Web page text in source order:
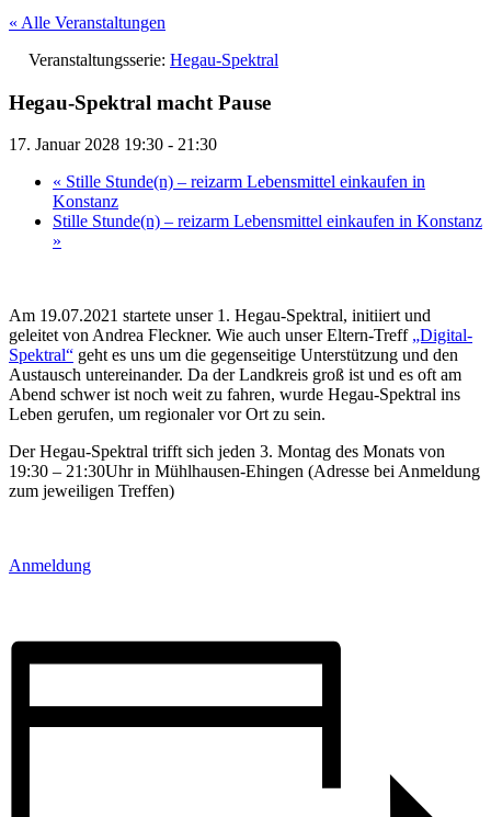
« Alle Veranstaltungen
Veranstaltungsserie: Hegau-Spektral
Hegau-Spektral macht Pause
17. Januar 2028 19:30 - 21:30
« Stille Stunde(n) – reizarm Lebensmittel einkaufen in
Konstanz
Stille Stunde(n) – reizarm Lebensmittel einkaufen in Konstanz
»
Am 19.07.2021 startete unser 1. Hegau-Spektral, initiiert und
geleitet von Andrea Fleckner. Wie auch unser Eltern-Treff „Digital-
Spektral“ geht es uns um die gegenseitige Unterstützung und den
Austausch untereinander. Da der Landkreis groß ist und es oft am
Abend schwer ist noch weit zu fahren, wurde Hegau-Spektral ins
Leben gerufen, um regionaler vor Ort zu sein.
Der Hegau-Spektral trifft sich jeden 3. Montag des Monats von
19:30 – 21:30Uhr in Mühlhausen-Ehingen (Adresse bei Anmeldung
zum jeweiligen Treffen)
Anmeldung